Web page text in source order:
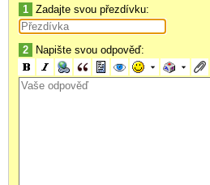
1 Zadajte svou přezdívku:
2 Napište svou odpověď: